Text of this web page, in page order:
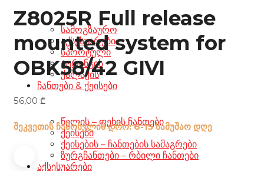
სამოგზაურო
აქსესუარები
სპორტული
ტურინგის
ქალაქის
ჩანთები & ქეისები
წელის – ფეხის ჩანთები
ქეისები
ქეისების – ჩანთების სამაგრები
ზურგჩანთები – რბილი ჩანთები
აქსესუარები
Z8025R Full release
mounted system for
OBK58/42 GIVI
56,00 ₾
შეკვეთის ჩამოსვლის დრო: 6-15 სამუშაო დღე